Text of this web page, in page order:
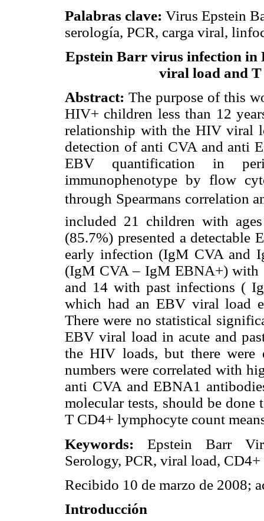
Palabras clave: Virus Epstein
serología, PCR, carga viral,
Epstein Barr virus infection
viral load and
Abstract: The purpose of this
HIV+ children less than 12
relationship with the HIV viral
detection of anti CVA and anti
EBV quantification in
immunophenotype by flow
through Spearmans correlation
included 21 children with
(85.7%) presented a
early infection (IgM CVA and
(IgM CVA – IgM EBNA+) with
and 14 with past infections (
which had an EBV viral load
There were no statistical
EBV viral load in acute and
the HIV loads, but there
numbers were correlated with
anti CVA and EBNA1
molecular tests, should be
T CD4+ lymphocyte count
Keywords: Epstein Barr
Serology, PCR, viral load,
Recibido 10 de marzo de 2008;
Introducción